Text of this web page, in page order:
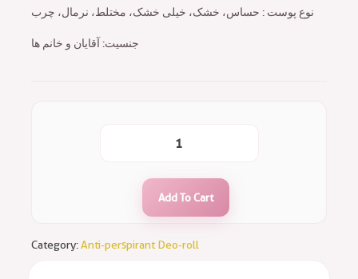
نوع پوست : حساس، خشک، خیلی خشک، مختلط، نرمال، چرب
جنسیت: آقایان و خانم ها
Add To Cart
Category:Anti-perspirant Deo-roll